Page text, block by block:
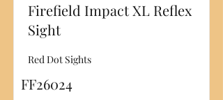
Firefield Impact XL Reflex
Sight
Red Dot Sights
FF26024